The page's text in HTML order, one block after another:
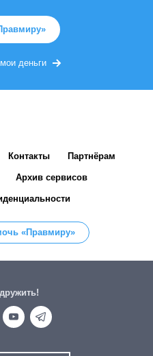
деньги
Контакты Партнёрам
Архив сервисов
«Правмиру»